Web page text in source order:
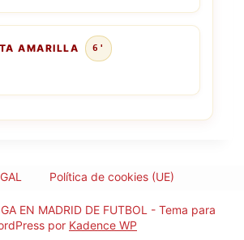
AMARILLA 6'
Política de cookies (UE)
EN MADRID DE FUTBOL - Tema para
por Kadence WP